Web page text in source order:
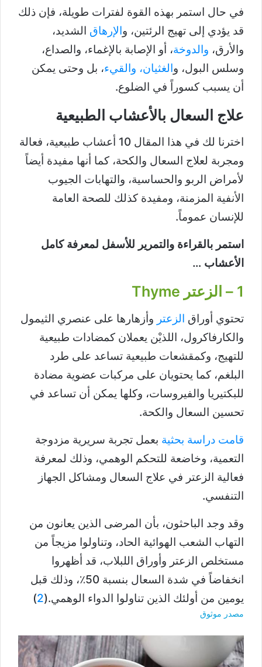
في حال استمر بهذه القوة لفترات طويلة، فإن ذلك
قد يؤدي إلى تهيج الرئتين، والإرهاق الشديد،
والأرق، والدوخة، أو الإصابة بالإغماء، والصداع،
وسلس البول، والغثيان، والقيء، بل وحتى يمكن
أن يسبب كسوراً في الضلوع.
علاج السعال بالأعشاب الطبيعية
اخترنا لك في هذا المقال 10 أعشاب طبيعية، فعالة
ومجربة لعلاج السعال والكحة، كما أنها مفيدة أيضاً
لأمراض الربو والحساسية، والتهابات الجيوب
الأنفية المزمنة، ومفيدة كذلك للصحة العامة
للإنسان عموماً.
استمر بالقراءة والتمرير للأسفل لمعرفة كامل
الأعشاب …
1 – الزعتر Thyme
تحتوي أوراق الزعتر وأزهارها على عنصري الثيمول
والكارفاكرول، اللذيْن يعملان كمضادات طبيعية
للتهيج، وكمقشعات طبيعية تساعد على طرد
البلغم، كما يحتويان على مركبات عضوية مضادة
للبكتيريا والفيروسات، وكلها يمكن أن تساعد في
تحسين السعال والكحة.
قامت دراسة بحثية بعمل تجربة سريرية مزدوجة
التعمية، وخاضعة للتحكم الوهمي، وذلك لمعرفة
فعالية الزعتر في علاج السعال ومشاكل الجهاز
التنفسي.
وقد وجد الباحثون، بأن المرضى الذين يعانون من
التهاب الشعب الهوائية الحاد، وتناولوا مزيجاً من
مستخلص الزعتر وأوراق اللبلاب، قد أظهروا
انخفاضاً في شدة السعال بنسبة 50٪، وذلك قبل
يومين من أولئك الذين تناولوا الدواء الوهمي.(2
)
مصدر موثوق